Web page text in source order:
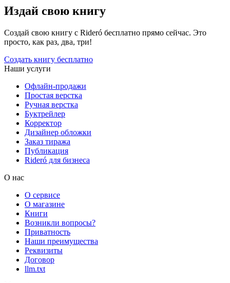
Издай свою книгу
Создай свою книгу с Rideró бесплатно прямо сейчас. Это
просто, как раз, два, три!
Создать книгу бесплатно
Наши услуги
Офлайн-продажи
Простая верстка
Ручная верстка
Буктрейлер
Корректор
Дизайнер обложки
Заказ тиража
Публикация
Rideró для бизнеса
О нас
О сервисе
О магазине
Книги
Возникли вопросы?
Приватность
Наши преимущества
Реквизиты
Договор
llm.txt